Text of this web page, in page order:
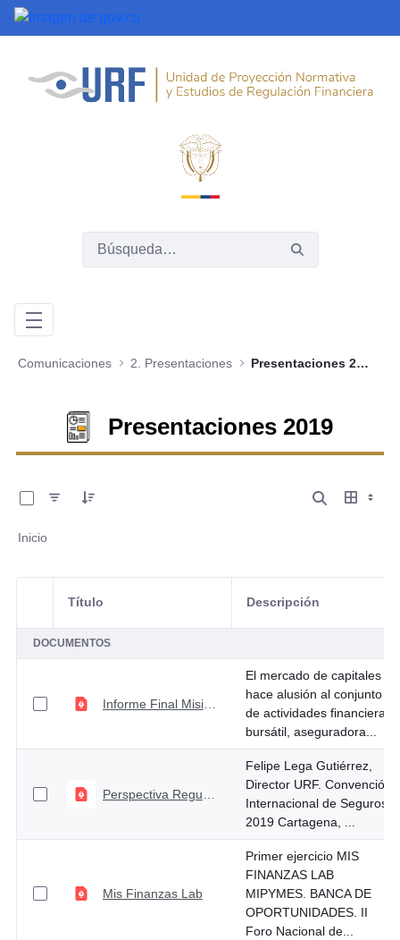
Saltar al contenido principal
Comunicaciones 2. Presentaciones Presentaciones 2019
Presentaciones 2019
Inicio
Selección del elemento
Título Descripción
DOCUMENTOS
Informe Final Misión Mercado de Capitales
El mercado de capitales
hace alusión al conjunto
de actividades financiera,
bursátil, aseguradora...
Felipe Lega Gutiérrez,
Director URF. Convención
Internacional de Seguros
2019 Cartagena, ...
Mis Finanzas Lab
Primer ejercicio MIS
FINANZAS LAB
MIPYMES. BANCA DE
OPORTUNIDADES. II
Foro Nacional de...